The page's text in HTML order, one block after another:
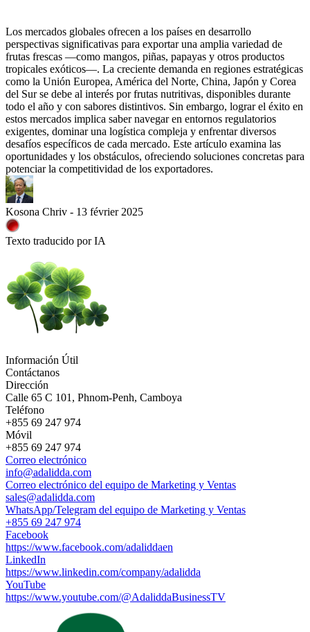
Los mercados globales ofrecen a los países en desarrollo
perspectivas significativas para exportar una amplia variedad de
frutas frescas —como mangos, piñas, papayas y otros productos
tropicales exóticos—. La creciente demanda en regiones estratégicas
como la Unión Europea, América del Norte, China, Japón y Corea
del Sur se debe al interés por frutas nutritivas, disponibles durante
todo el año y con sabores distintivos. Sin embargo, lograr el éxito en
estos mercados implica saber navegar en entornos regulatorios
exigentes, dominar una logística compleja y enfrentar diversos
desafíos específicos de cada mercado. Este artículo examina las
oportunidades y los obstáculos, ofreciendo soluciones concretas para
potenciar la competitividad de los exportadores.
Kosona Chriv - 13 février 2025
Texto traducido por IA
Información Útil
Contáctanos
Dirección
Calle 65 C 101, Phnom-Penh, Camboya
Teléfono
+855 69 247 974
Móvil
+855 69 247 974
Correo electrónico
info@adalidda.com
Correo electrónico del equipo de Marketing y Ventas
sales@adalidda.com
WhatsApp/Telegram del equipo de Marketing y Ventas
+855 69 247 974
Facebook
https://www.facebook.com/adaliddaen
LinkedIn
https://www.linkedin.com/company/adalidda
YouTube
https://www.youtube.com/@AdaliddaBusinessTV